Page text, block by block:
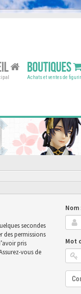
BOUTIQUES
Achats et ventes de
secondes
des permissions
pris
vous de
Nom
Mot